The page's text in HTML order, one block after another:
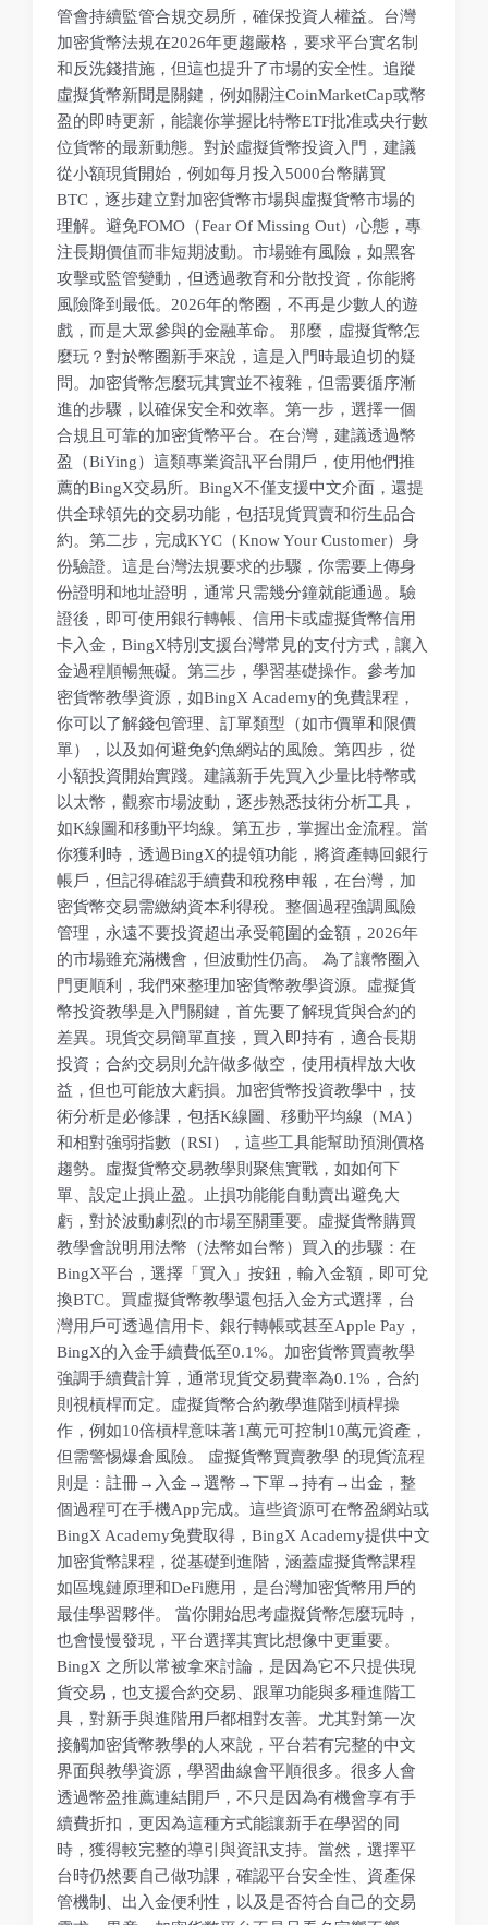
管會持續監管合規交易所，確保投資人權益。台灣
加密貨幣法規在2026年更趨嚴格，要求平台實名制
和反洗錢措施，但這也提升了市場的安全性。追蹤
虛擬貨幣新聞是關鍵，例如關注CoinMarketCap或幣
盈的即時更新，能讓你掌握比特幣ETF批准或央行數
位貨幣的最新動態。對於虛擬貨幣投資入門，建議
從小額現貨開始，例如每月投入5000台幣購買
BTC，逐步建立對加密貨幣市場與虛擬貨幣市場的
理解。避免FOMO（Fear Of Missing Out）心態，專
注長期價值而非短期波動。市場雖有風險，如黑客
攻擊或監管變動，但透過教育和分散投資，你能將
風險降到最低。2026年的幣圈，不再是少數人的遊
戲，而是大眾參與的金融革命。 那麼，虛擬貨幣怎
麼玩？對於幣圈新手來說，這是入門時最迫切的疑
問。加密貨幣怎麼玩其實並不複雜，但需要循序漸
進的步驟，以確保安全和效率。第一步，選擇一個
合規且可靠的加密貨幣平台。在台灣，建議透過幣
盈（BiYing）這類專業資訊平台開戶，使用他們推
薦的BingX交易所。BingX不僅支援中文介面，還提
供全球領先的交易功能，包括現貨買賣和衍生品合
約。第二步，完成KYC（Know Your Customer）身
份驗證。這是台灣法規要求的步驟，你需要上傳身
份證明和地址證明，通常只需幾分鐘就能通過。驗
證後，即可使用銀行轉帳、信用卡或虛擬貨幣信用
卡入金，BingX特別支援台灣常見的支付方式，讓入
金過程順暢無礙。第三步，學習基礎操作。參考加
密貨幣教學資源，如BingX Academy的免費課程，
你可以了解錢包管理、訂單類型（如市價單和限價
單），以及如何避免釣魚網站的風險。第四步，從
小額投資開始實踐。建議新手先買入少量比特幣或
以太幣，觀察市場波動，逐步熟悉技術分析工具，
如K線圖和移動平均線。第五步，掌握出金流程。當
你獲利時，透過BingX的提領功能，將資產轉回銀行
帳戶，但記得確認手續費和稅務申報，在台灣，加
密貨幣交易需繳納資本利得稅。整個過程強調風險
管理，永遠不要投資超出承受範圍的金額，2026年
的市場雖充滿機會，但波動性仍高。 為了讓幣圈入
門更順利，我們來整理加密貨幣教學資源。虛擬貨
幣投資教學是入門關鍵，首先要了解現貨與合約的
差異。現貨交易簡單直接，買入即持有，適合長期
投資；合約交易則允許做多做空，使用槓桿放大收
益，但也可能放大虧損。加密貨幣投資教學中，技
術分析是必修課，包括K線圖、移動平均線（MA）
和相對強弱指數（RSI），這些工具能幫助預測價格
趨勢。虛擬貨幣交易教學則聚焦實戰，如如何下
單、設定止損止盈。止損功能能自動賣出避免大
虧，對於波動劇烈的市場至關重要。虛擬貨幣購買
教學會說明用法幣（法幣如台幣）買入的步驟：在
BingX平台，選擇「買入」按鈕，輸入金額，即可兌
換BTC。買虛擬貨幣教學還包括入金方式選擇，台
灣用戶可透過信用卡、銀行轉帳或甚至Apple Pay，
BingX的入金手續費低至0.1%。加密貨幣買賣教學
強調手續費計算，通常現貨交易費率為0.1%，合約
則視槓桿而定。虛擬貨幣合約教學進階到槓桿操
作，例如10倍槓桿意味著1萬元可控制10萬元資產，
但需警惕爆倉風險。 虛擬貨幣買賣教學 的現貨流程
則是：註冊→入金→選幣→下單→持有→出金，整
個過程可在手機App完成。這些資源可在幣盈網站或
BingX Academy免費取得，BingX Academy提供中文
加密貨幣課程，從基礎到進階，涵蓋虛擬貨幣課程
如區塊鏈原理和DeFi應用，是台灣加密貨幣用戶的
最佳學習夥伴。 當你開始思考虛擬貨幣怎麼玩時，
也會慢慢發現，平台選擇其實比想像中更重要。
BingX 之所以常被拿來討論，是因為它不只提供現
貨交易，也支援合約交易、跟單功能與多種進階工
具，對新手與進階用戶都相對友善。尤其對第一次
接觸加密貨幣教學的人來說，平台若有完整的中文
界面與教學資源，學習曲線會平順很多。很多人會
透過幣盈推薦連結開戶，不只是因為有機會享有手
續費折扣，更因為這種方式能讓新手在學習的同
時，獲得較完整的導引與資訊支持。當然，選擇平
台時仍然要自己做功課，確認平台安全性、資產保
管機制、出入金便利性，以及是否符合自己的交易